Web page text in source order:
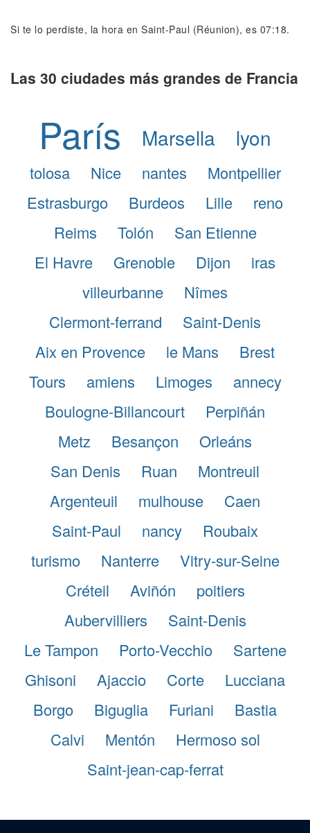
Si te lo perdiste, la hora en Saint-Paul (Réunion), es 07:18.
Las 30 ciudades más grandes de Francia
París Marsella lyon
tolosa Nice nantes
Montpellier
Estrasburgo
Burdeos Lille
reno
Reims
Tolón
San Etienne
El Havre
Grenoble Dijon
iras
villeurbanne
Nîmes
Clermont-ferrand
Saint-Denis
Aix en Provence
le Mans
Brest
Tours
amiens Limoges
annecy
Boulogne-Billancourt
Perpiñán
Metz
Besançon
Orleáns
San Denis
Ruan
Montreuil
Argenteuil
mulhouse
Caen
Saint-Paul
nancy
Roubaix
turismo
Nanterre
Vitry-sur-Seine
Créteil
Aviñón
poitiers
Aubervilliers
Saint-Denis
Le Tampon
Porto-Vecchio
Sartene
Ghisoni
Ajaccio Corte
Lucciana
Borgo
Biguglia Furiani
Bastia
Calvi
Mentón
Hermoso sol
Saint-jean-cap-ferrat